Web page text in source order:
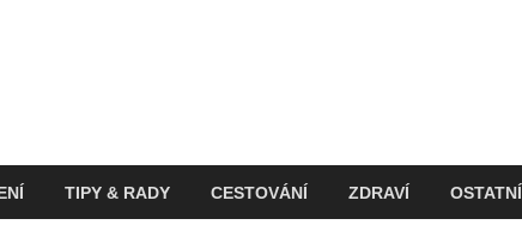
TIPY & RADY CESTOVÁNÍ ZDRAVÍ OSTATNÍ